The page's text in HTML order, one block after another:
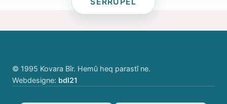
SERRUPEL
© 1995 Kovara Bîr. Hemû heq parastî ne.
Webdesigne: bdl21